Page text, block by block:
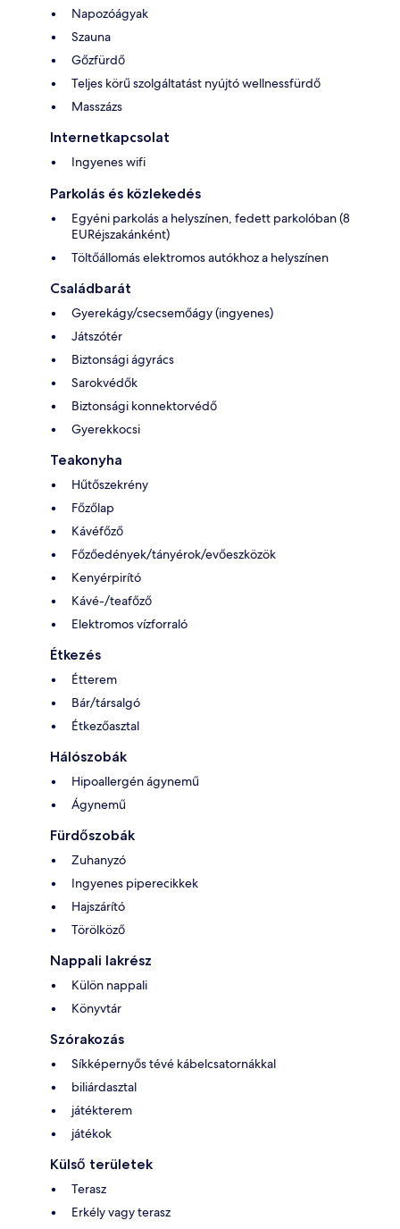
Napozóágyak
Szauna
Gőzfürdő
Teljes körű szolgáltatást nyújtó wellnessfürdő
Masszázs
Internetkapcsolat
Ingyenes wifi
Parkolás és közlekedés
Egyéni parkolás a helyszínen, fedett parkolóban (8
EURéjszakánként)
Töltőállomás elektromos autókhoz a helyszínen
Családbarát
Gyerekágy/csecsemőágy (ingyenes)
Játszótér
Biztonsági ágyrács
Sarokvédők
Biztonsági konnektorvédő
Gyerekkocsi
Teakonyha
Hűtőszekrény
Főzőlap
Kávéfőző
Főzőedények/tányérok/evőeszközök
Kenyérpirító
Kávé-/teafőző
Elektromos vízforraló
Étkezés
Étterem
Bár/társalgó
Étkezőasztal
Hálószobák
Hipoallergén ágynemű
Ágynemű
Fürdőszobák
Zuhanyzó
Ingyenes piperecikkek
Hajszárító
Törölköző
Nappali lakrész
Külön nappali
Könyvtár
Szórakozás
Síkképernyős tévé kábelcsatornákkal
biliárdasztal
játékterem
játékok
Külső területek
Terasz
Erkély vagy terasz